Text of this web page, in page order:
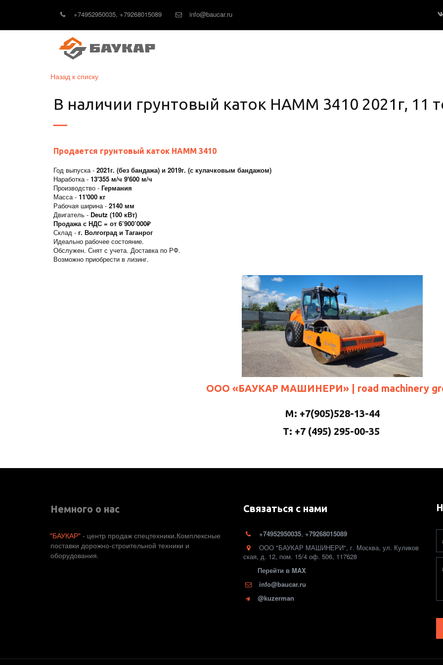
+74952950035, +79268015089 info@baucar.ru
Назад к списку
В наличии грунтовый каток HAMM 3410 2021г, 11
Продается грунтовый каток HAMM 3410
Год выпуска - 2021г. (без бандажа) и 2019г. (с кулачковым бандажом)
Наработка - 13'355 м/ч 9'600 м/ч
Производство - Германия
Масса - 11'000 кг
Рабочая ширина - 2140 мм
Двигатель - Deutz (100 кВт)
Продажа с НДС = от 6’900’000₽
Склад - г. Волгоград и Таганрог
Идеально рабочее состояние.
Обслужен. Снят с учета. Доставка по РФ.
Возможно приобрести в лизинг.
ООО «БАУКАР МАШИНЕРИ» | road machinery
М: +7(905)528-13-44
Т: +7 (495) 295-00-35
Немного о нас
"БАУКАР" - центр продаж спецтехники.Комплексные
поставки дорожно-строительной техники и
оборудования.
Связаться с нами
+74952950035, +79268015089
ООО "БАУКАР МАШИНЕРИ", г. Москва, ул. Куликов
ская, д. 12, пом. 15/4 оф. 506, 117628
Перейти в MAX
info@baucar.ru
@kuzerman